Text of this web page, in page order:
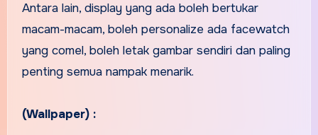
Antara lain, display yang ada boleh bertukar
macam-macam, boleh personalize ada facewatch
yang comel, boleh letak gambar sendiri dan paling
penting semua nampak menarik.
(Wallpaper) :